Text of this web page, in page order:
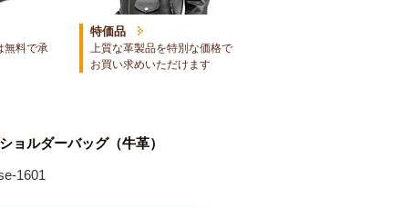
無料で承
特価品
上質な革製品を特別な価格で
お買い求めいただけます
ョルダーバッグ（牛革）
1601